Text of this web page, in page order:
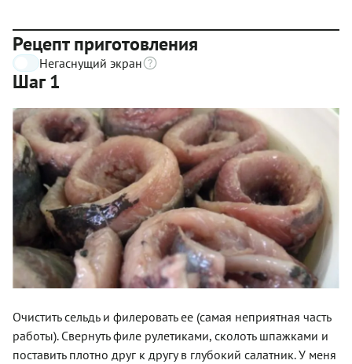
Рецепт приготовления
Негаснущий экран
Шаг 1
Очистить сельдь и филеровать ее (самая неприятная часть
работы). Свернуть филе рулетиками, сколоть шпажками и
поставить плотно друг к другу в глубокий салатник. У меня